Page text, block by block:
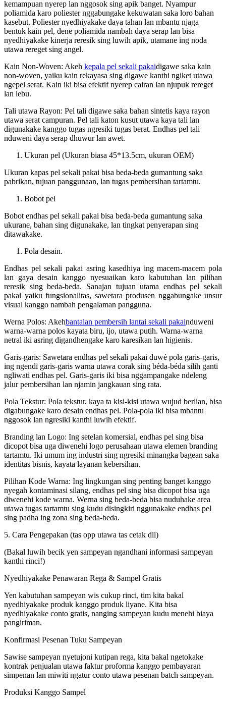
kemampuan nyerep lan nggosok sing apik banget. Nyampur
poliamida karo poliester nggabungake kekuwatan saka loro bahan
kasebut. Poliester nyedhiyakake daya tahan lan mbantu njaga
bentuk kain pel, dene poliamida nambah daya serap lan bisa
nyedhiyakake kinerja reresik sing luwih apik, utamane ing noda
utawa rereget sing angel.
Kain Non-Woven: Akeh kepala pel sekali pakaidigawe saka kain
non-woven, yaiku kain rekayasa sing digawe kanthi ngiket utawa
ngepel serat. Kain iki bisa efektif nyerep cairan lan njupuk rereget
lan lebu.
Tali utawa Rayon: Pel tali digawe saka bahan sintetis kaya rayon
utawa serat campuran. Pel tali katon kusut utawa kaya tali lan
digunakake kanggo tugas ngresiki tugas berat. Endhas pel tali
nduweni daya serap dhuwur lan awet.
Ukuran pel (Ukuran biasa 45*13.5cm, ukuran OEM)
Ukuran kapas pel sekali pakai bisa beda-beda gumantung saka
pabrikan, tujuan panggunaan, lan tugas pembersihan tartamtu.
Bobot pel
Bobot endhas pel sekali pakai bisa beda-beda gumantung saka
ukurane, bahan sing digunakake, lan tingkat penyerapan sing
ditawakake.
Pola desain.
Endhas pel sekali pakai asring kasedhiya ing macem-macem pola
lan gaya desain kanggo nyesuaikan karo kabutuhan lan pilihan
reresik sing beda-beda. Sanajan tujuan utama endhas pel sekali
pakai yaiku fungsionalitas, sawetara produsen nggabungake unsur
visual kanggo nambah pengalaman pangguna.
Werna Polos: Akehbantalan pembersih lantai sekali pakainduweni
warna-warna polos kayata biru, ijo, utawa putih. Warna-warna
netral iki asring digandhengake karo karesikan lan higienis.
Garis-garis: Sawetara endhas pel sekali pakai duwé pola garis-garis,
ing ngendi garis-garis warna utawa corak sing béda-béda silih ganti
ngliwati endhas pel. Garis-garis iki bisa nggampangake ndeleng
jalur pembersihan lan njamin jangkauan sing rata.
Pola Tekstur: Pola tekstur, kaya ta kisi-kisi utawa wujud berlian, bisa
digabungake karo desain endhas pel. Pola-pola iki bisa mbantu
nggosok lan ngresiki kanthi luwih efektif.
Branding lan Logo: Ing setelan komersial, endhas pel sing bisa
dicopot bisa uga diwenehi logo perusahaan utawa elemen branding
tartamtu. Iki umum ing industri sing ngresiki minangka bagean saka
identitas bisnis, kayata layanan kebersihan.
Pilihan Kode Warna: Ing lingkungan sing penting banget kanggo
nyegah kontaminasi silang, endhas pel sing bisa dicopot bisa uga
diwenehi kode warna. Werna sing beda-beda bisa nuduhake area
utawa tugas tartamtu sing kudu disingkiri nggunakake endhas pel
sing padha ing zona sing beda-beda.
5. Cara Pengepakan (tas opp utawa tas cetak dll)
(Bakal luwih becik yen sampeyan ngandhani informasi sampeyan
kanthi rinci!)
Nyedhiyakake Penawaran Rega & Sampel Gratis
Yen kabutuhan sampeyan wis cukup rinci, tim kita bakal
nyedhiyakake produk kanggo produk liyane. Kita bisa
nyedhiyakake conto gratis, nanging sampeyan kudu menehi biaya
pangiriman.
Konfirmasi Pesenan Tuku Sampeyan
Sawise sampeyan nyetujoni kutipan rega, kita bakal ngetokake
kontrak penjualan utawa faktur proforma kanggo pembayaran
simpenan lan miwiti ngatur conto utawa pesenan batch sampeyan.
Produksi Kanggo Sampel